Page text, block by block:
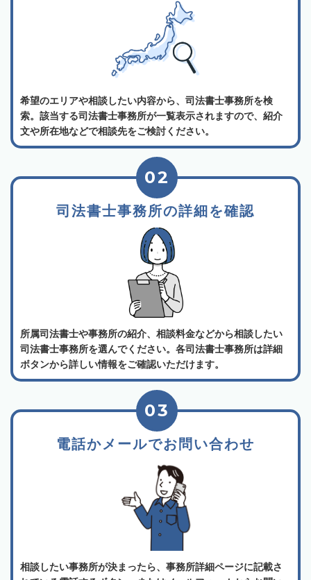
希望のエリアや相談したい内容から、司法書士事務所を検
索。該当する司法書士事務所が一覧表示されますので、紹介
文や所在地などで相談先をご検討ください。
司法書士事務所の詳細を確認
02
所属司法書士や事務所の紹介、相談料金などから相談したい
司法書士事務所を選んでください。各司法書士事務所は詳細
ボタンから詳しい情報をご確認いただけます。
電話かメールでお問い合わせ
03
相談したい事務所が決まったら、事務所詳細ページに記載さ